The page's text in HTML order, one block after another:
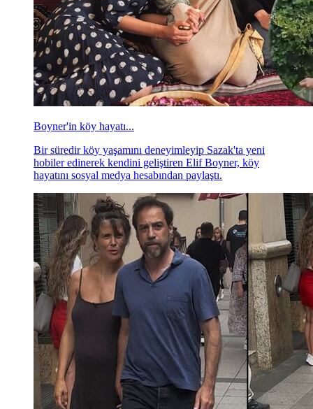
Boyner'in köy hayatı...
Bir süredir köy yaşamını deneyimleyip Sazak'ta yeni
hobiler edinerek kendini geliştiren Elif Boyner, köy
hayatını sosyal medya hesabından paylaştı.